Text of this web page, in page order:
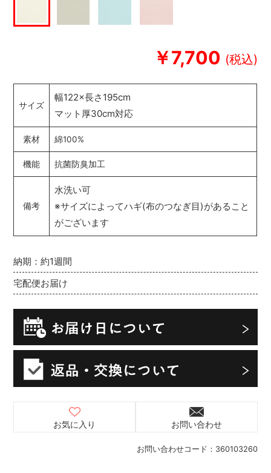
￥7,700
お問い合わせコード： 360103260
納期：約1週間
宅配便お届け
お気に入り お問い合わせ
サイズ
幅122×長さ195cm
マット厚30cm対応
素材 綿100%
機能 抗菌防臭加工
備考
水洗い可
※サイズによってハギ(布のつなぎ目)があること
がございます